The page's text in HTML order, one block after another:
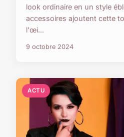
look ordinaire en un style
accessoires ajoutent cette
l'œi...
9 octobre 2024
ACTU